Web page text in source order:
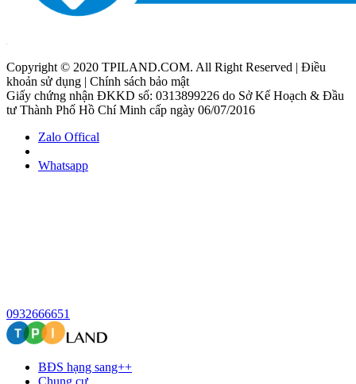
Copyright © 2020 TPILAND.COM. All Right Reserved | Điều
khoản sử dụng | Chính sách bảo mật
Giấy chứng nhận ĐKKD số: 0313899226 do Sở Kế Hoạch & Đầu
tư Thành Phố Hồ Chí Minh cấp ngày 06/07/2016
Zalo Offical
Whatsapp
0932666651
BĐS hạng sang++
Chung cư